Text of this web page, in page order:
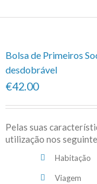
Bolsa de Primeiros
desdobrável
€42.00
Pelas suas
utilização nos
Habitação
Viagem